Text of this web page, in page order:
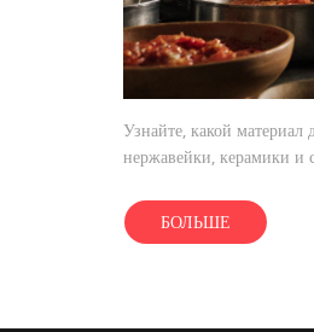
Узнайте, какой материал
нержавейки, керамики и
БОЛЬШЕ